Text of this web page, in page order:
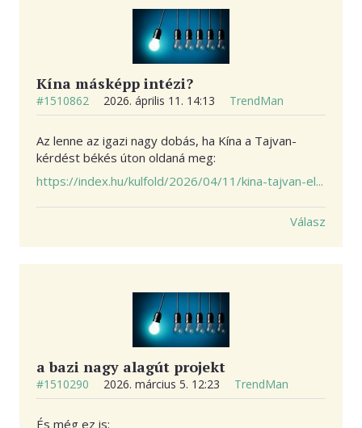
Kína másképp intézi?
#1510862 2026. április 11. 14:13 TrendMan
Az lenne az igazi nagy dobás, ha Kína a Tajvan-
kérdést békés úton oldaná meg:
https://index.hu/kulfold/2026/04/11/kina-tajvan-el...
Válasz
a bazi nagy alagút projekt
#1510290 2026. március 5. 12:23 TrendMan
És még ez is: